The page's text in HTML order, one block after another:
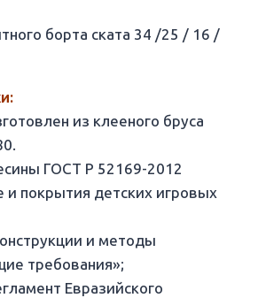
борта ската 34 /25 / 16 /
из клееного бруса
ГОСТ Р 52169-2012
покрытия детских игровых
и методы
требования»;
Евразийского